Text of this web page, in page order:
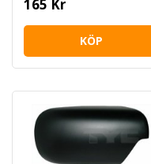
165 Kr
KÖP